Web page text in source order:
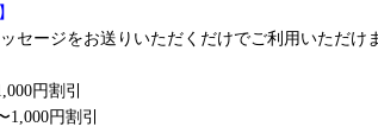
セージをお送りいただくだけでご利用いただけ
円割引
1,000円割引